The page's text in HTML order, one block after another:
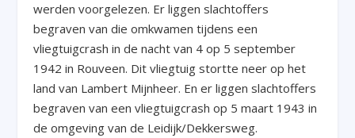
werden voorgelezen. Er liggen slachtoffers
begraven van die omkwamen tijdens een
vliegtuigcrash in de nacht van 4 op 5 september
1942 in Rouveen. Dit vliegtuig stortte neer op het
land van Lambert Mijnheer. En er liggen slachtoffers
begraven van een vliegtuigcrash op 5 maart 1943 in
de omgeving van de Leidijk/Dekkersweg.